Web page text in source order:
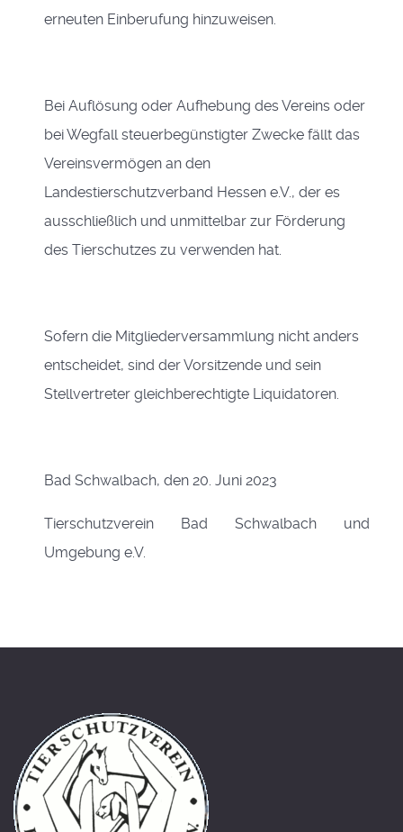
erneuten Einberufung hinzuweisen.
Bei Auflösung oder Aufhebung des Vereins oder
bei Wegfall steuerbegünstigter Zwecke fällt das
Vereinsvermögen an den
Landestierschutzverband Hessen e.V., der es
ausschließlich und unmittelbar zur Förderung
des Tierschutzes zu verwenden hat.
Sofern die Mitgliederversammlung nicht anders
entscheidet, sind der Vorsitzende und sein
Stellvertreter gleichberechtigte Liquidatoren.
Bad Schwalbach, den 20. Juni 2023
Tierschutzverein Bad Schwalbach und
Umgebung e.V.